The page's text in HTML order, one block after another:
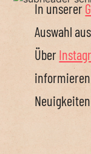
In unserer
Auswahl
Über